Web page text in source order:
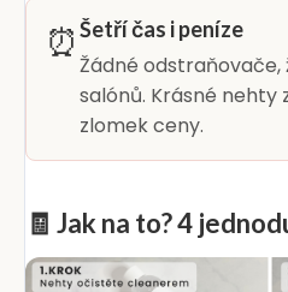
⏰ Šetří čas i peníze
Žádné odstraňovače,
salónů. Krásné nehty
zlomek ceny.
🧾 Jak na to? 4